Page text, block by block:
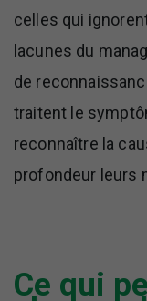
celles qui
lacunes du
de
traitent le
reconnaître la
profondeur leurs
Ce qui